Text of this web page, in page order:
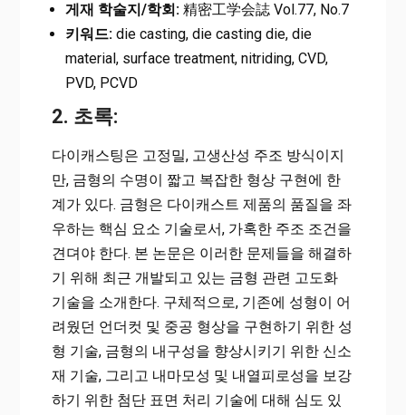
게재 학술지/학회:精密工学会誌 Vol.77, No.7
키워드:die casting, die casting die, die
material, surface treatment, nitriding, CVD,
PVD, PCVD
2. 초록:
다이캐스팅은 고정밀, 고생산성 주조 방식이지
만, 금형의 수명이 짧고 복잡한 형상 구현에 한
계가 있다. 금형은 다이캐스트 제품의 품질을 좌
우하는 핵심 요소 기술로서, 가혹한 주조 조건을
견뎌야 한다. 본 논문은 이러한 문제들을 해결하
기 위해 최근 개발되고 있는 금형 관련 고도화
기술을 소개한다. 구체적으로, 기존에 성형이 어
려웠던 언더컷 및 중공 형상을 구현하기 위한 성
형 기술, 금형의 내구성을 향상시키기 위한 신소
재 기술, 그리고 내마모성 및 내열피로성을 보강
하기 위한 첨단 표면 처리 기술에 대해 심도 있